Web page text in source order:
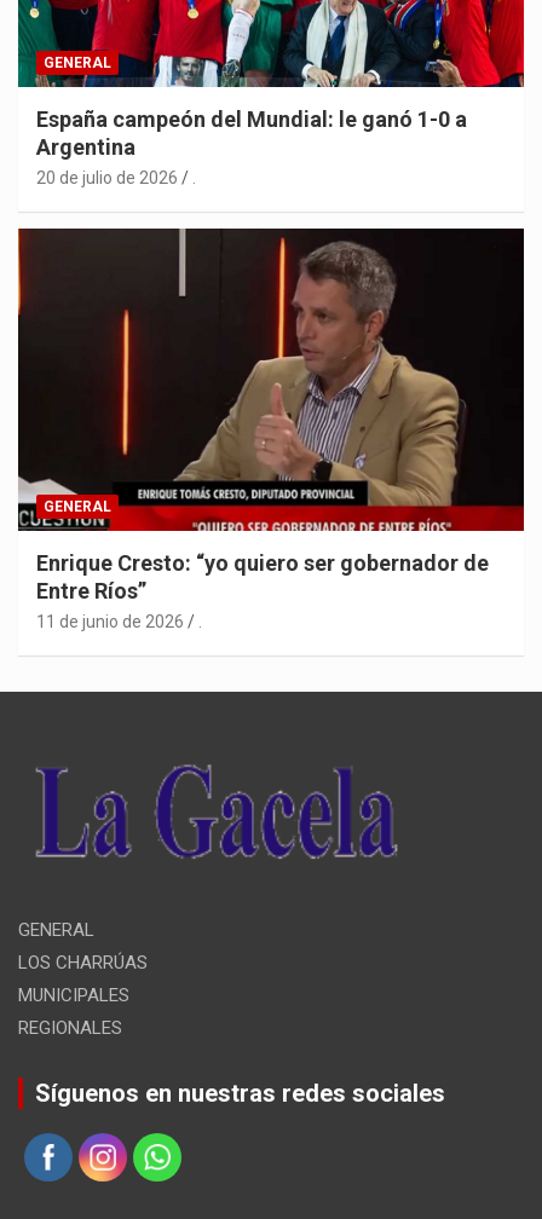
GENERAL
España campeón del Mundial: le ganó 1-0 a
Argentina
20 de julio de 2026
GENERAL
Enrique Cresto: “yo quiero ser gobernador de
Entre Ríos”
11 de junio de 2026 .
GENERAL
LOS CHARRÚAS
MUNICIPALES
REGIONALES
Síguenos en nuestras redes sociales